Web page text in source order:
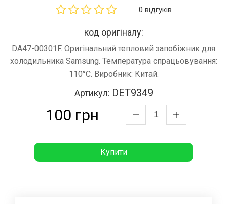
0 відгуків
код оригіналу:
DA47-00301F. Оригінальний тепловий запобіжник для
холодильника Samsung. Температура спрацьовування:
110°C. Виробник: Китай.
Артикул: DET9349
100 грн
Купити